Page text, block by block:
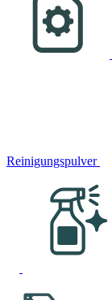
Reinigungspulver